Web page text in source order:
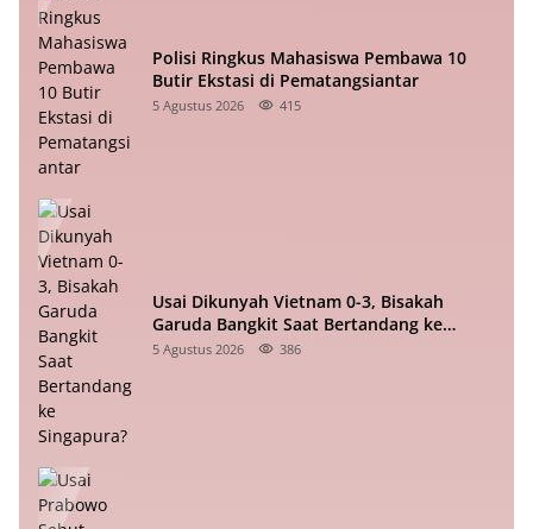
Polisi Ringkus Mahasiswa Pembawa 10
Butir Ekstasi di Pematangsiantar
5 Agustus 2026 415
Usai Dikunyah Vietnam 0-3, Bisakah
Garuda Bangkit Saat Bertandang ke
Singapura?
5 Agustus 2026 386